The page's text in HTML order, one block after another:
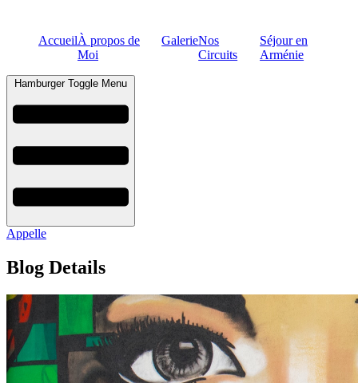
AccueilÀ propos de
Moi
GalerieNos
Circuits
Séjour en
Arménie
Hamburger Toggle Menu
Appelle
Blog Details